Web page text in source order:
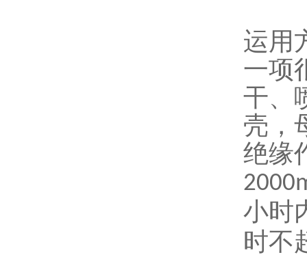
运用
一项
干、
壳，
绝缘
小时
时不